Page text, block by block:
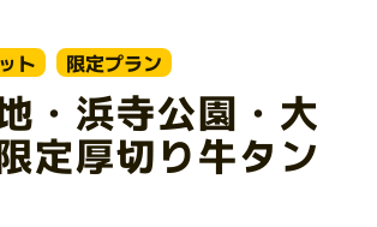
ト 限定プラン
・浜寺公園・大
定厚切り牛タン